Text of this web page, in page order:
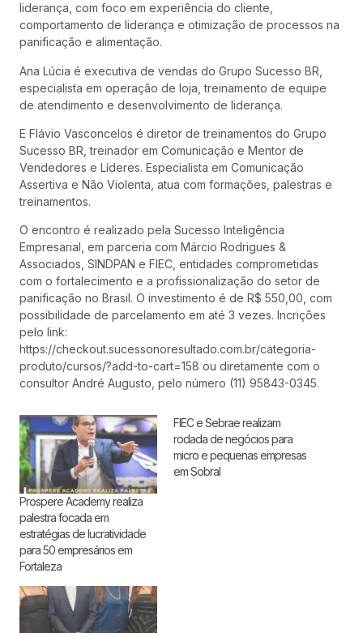
liderança, com foco em experiência do cliente,
comportamento de liderança e otimização de processos na
panificação e alimentação.
Ana Lúcia é executiva de vendas do Grupo Sucesso BR,
especialista em operação de loja, treinamento de equipe
de atendimento e desenvolvimento de liderança.
E Flávio Vasconcelos é diretor de treinamentos do Grupo
Sucesso BR, treinador em Comunicação e Mentor de
Vendedores e Líderes. Especialista em Comunicação
Assertiva e Não Violenta, atua com formações, palestras e
treinamentos.
O encontro é realizado pela Sucesso Inteligência
Empresarial, em parceria com Márcio Rodrigues &
Associados, SINDPAN e FIEC, entidades comprometidas
com o fortalecimento e a profissionalização do setor de
panificação no Brasil. O investimento é de R$ 550,00, com
possibilidade de parcelamento em até 3 vezes. Incrições
pelo link:
https://checkout.sucessonoresultado.com.br/categoria-
produto/cursos/?add-to-cart=158 ou diretamente com o
consultor André Augusto, pelo número (11) 95843-0345.
Prospere Academy realiza
palestra focada em
estratégias de lucratividade
para 50 empresários em
Fortaleza
FIEC e Sebrae realizam
rodada de negócios para
micro e pequenas empresas
em Sobral